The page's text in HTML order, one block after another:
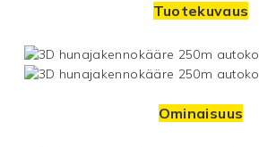
Tuotekuvaus
Ominaisuus